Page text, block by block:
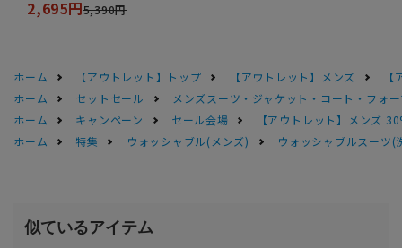
2,695円5,390円
ホーム 【アウトレット】トップ 【アウトレット】メンズ
ホーム
セットセール
メンズスーツ・ジャケット・コート・フォ
ホーム
キャンペーン セール会場
【アウトレット】メンズ
ホーム
特集 ウォッシャブル(メンズ) ウォッシャブルスーツ(